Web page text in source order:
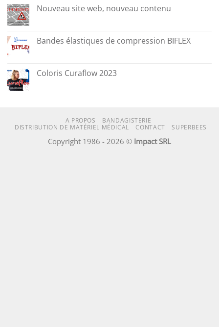
Nouveau site web, nouveau contenu
Bandes élastiques de compression BIFLEX
Coloris Curaflow 2023
A PROPOS
BANDAGISTERIE
DISTRIBUTION DE MATÉRIEL MÉDICAL
CONTACT SUPERBEES
Copyright 1986 - 2026 © Impact SRL